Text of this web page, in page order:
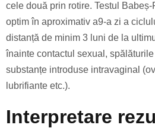
cele două prin rotire. Testul
optim în aproximativ a9-a zi a
distanță de minim 3 luni de la
înainte contactul sexual,
substanțe introduse intravaginal
lubrifiante etc.).
Interpretare